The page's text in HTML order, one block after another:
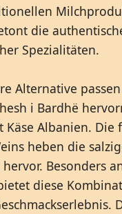
die
Spezialitäten.
Alternative
i Bardhë
Käse Albanien. Die
heben die
hervor. Besonders
diese